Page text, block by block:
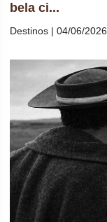
bela ci...
Destinos | 04/06/2026